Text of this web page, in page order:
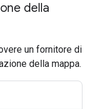
della
un fornitore di
della mappa.